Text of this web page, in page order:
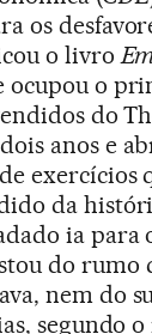
os
o livro
ocupou o
do
anos e
exercícios
da
ia para
do rumo
nem do
segundo